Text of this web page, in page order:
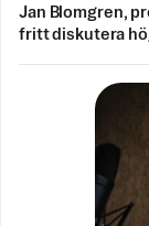
Jan Blomgren,
fritt diskutera